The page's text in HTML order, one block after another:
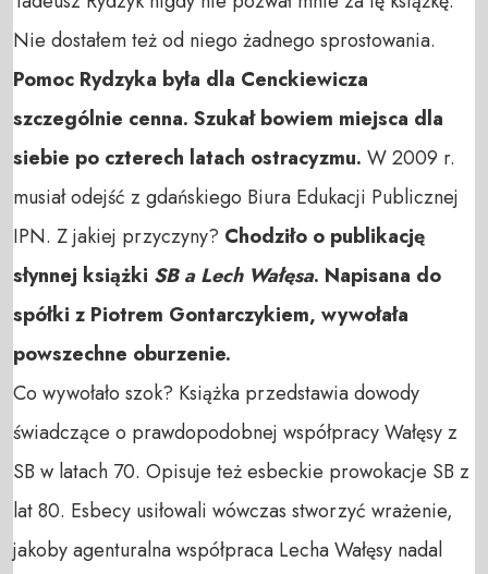
Nie dostałem też od niego żadnego sprostowania.
Pomoc Rydzyka była dla Cenckiewicza
szczególnie cenna. Szukał bowiem miejsca dla
siebie po czterech latach ostracyzmu. W 2009 r.
musiał odejść z gdańskiego Biura Edukacji Publicznej
IPN. Z jakiej przyczyny? Chodziło o publikację
słynnej książki SB a Lech Wałęsa. Napisana do
spółki z Piotrem Gontarczykiem, wywołała
powszechne oburzenie.
Co wywołało szok? Książka przedstawia dowody
świadczące o prawdopodobnej współpracy Wałęsy z
SB w latach 70. Opisuje też esbeckie prowokacje SB z
lat 80. Esbecy usiłowali wówczas stworzyć wrażenie,
jakoby agenturalna współpraca Lecha Wałęsy nadal